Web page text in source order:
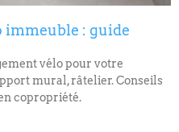
: guide
vélo pour votre
mural, râtelier. Conseils
copropriété.